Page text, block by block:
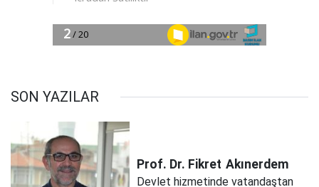
SON YAZILAR
Prof. Dr. Fikret Akınerdem
Devlet hizmetinde vatandaştan